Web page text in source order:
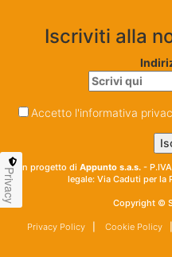
Iscriviti alla
Accetto l'informativa
Un progetto di Appunto s.a.s. -
legale: Via Caduti per la
Copyright ©
Privacy Policy| Cookie Policy
Privacy